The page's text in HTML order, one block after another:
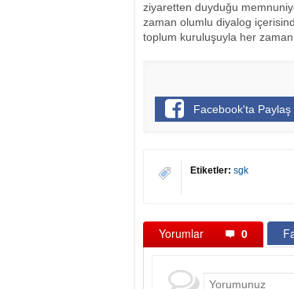
ziyaretten duyduğu
zaman olumlu diyalog
toplum kuruluşuyla her zaman
Facebook'ta Paylaş
Etiketler: sgk
Yorumlar 0